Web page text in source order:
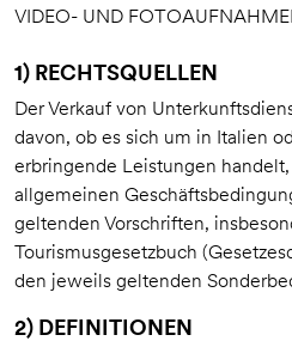
VIDEO- UND
1) RECHTSQUELLEN
Der Verkauf von
davon, ob es sich um in Italien
erbringende Leistungen
allgemeinen
geltenden Vorschriften,
Tourismusgesetzbuch
den jeweils geltenden
2) DEFINITIONEN